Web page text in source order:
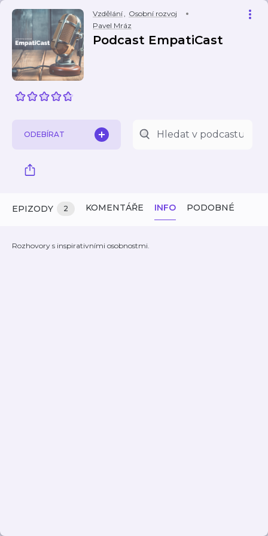
Vzdělání, Osobní rozvoj
Pavel Mráz
Podcast EmpatiCast
ODEBÍRAT
EPIZODY 2 KOMENTÁŘE INFO PODOBNÉ
Rozhovory s inspirativními osobnostmi.